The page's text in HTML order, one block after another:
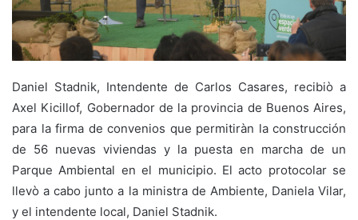
Daniel Stadnik, Intendente de Carlos Casares, recibiò a
Axel Kicillof, Gobernador de la provincia de Buenos Aires,
para la firma de convenios que permitiràn la construcción
de 56 nuevas viviendas y la puesta en marcha de un
Parque Ambiental en el municipio. El acto protocolar se
llevò a cabo junto a la ministra de Ambiente, Daniela Vilar,
y el intendente local, Daniel Stadnik.